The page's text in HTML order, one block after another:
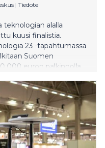
| Tiedote
teknologian alalla
kuusi finalistia.
23 -tapahtumassa
Suomen
000 euron palkinnolla.